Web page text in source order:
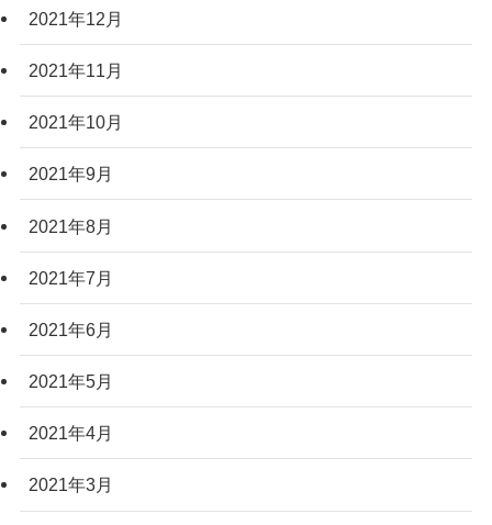
2021年12月
2021年11月
2021年10月
2021年9月
2021年8月
2021年7月
2021年6月
2021年5月
2021年4月
2021年3月